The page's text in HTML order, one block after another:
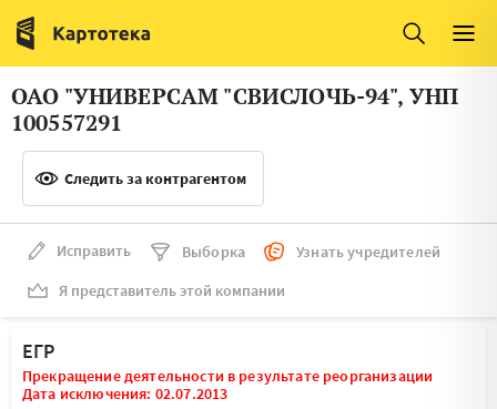
Италия
Люксембург
Литва
Латвия
Словения
Франция
Финляндия
Швеция
Мальта
ОАО "УНИВЕРСАМ "СВИСЛОЧЬ-94", УНП
100557291
Следить за контрагентом
Исправить Выборка
Узнать учредителей
Я представитель этой компании
ЕГР
Прекращение деятельности в результате реорганизации
Дата исключения: 02.07.2013